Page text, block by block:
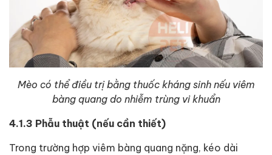
Mèo có thể điều trị bằng thuốc kháng sinh nếu viêm
bàng quang do nhiễm trùng vi khuẩn
4.1.3 Phẫu thuật (nếu cần thiết)
Trong trường hợp viêm bàng quang nặng, kéo dài